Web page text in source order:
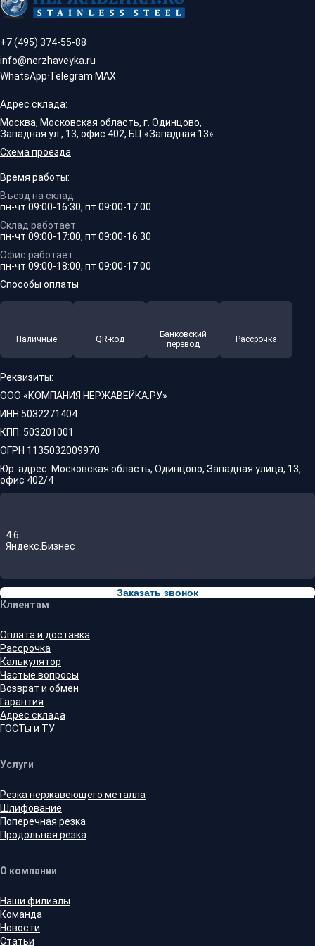
+7 (495) 374-55-88
info@nerzhaveyka.ru
WhatsApp·Telegram·MAX
Адрес склада:
Москва, Московская область, г. Одинцово,
Западная ул., 13, офис 402, БЦ «Западная 13».
Схема проезда
Время работы:
Въезд на склад:
пн-чт 09:00-16:30, пт 09:00-17:00
Склад работает:
пн-чт 09:00-17:00, пт 09:00-16:30
Офис работает:
пн-чт 09:00-18:00, пт 09:00-17:00
Способы оплаты
Наличные QR-код
Банковский
перевод
Рассрочка
Реквизиты:
ООО «КОМПАНИЯ НЕРЖАВЕЙКА.РУ»
ИНН 5032271404
КПП: 503201001
ОГРН 1135032009970
Юр. адрес: Московская область, Одинцово, Западная улица, 13,
офис 402/4
4.6
Яндекс.Бизнес
Заказать звонок
Клиентам
Оплата и доставка
Рассрочка
Калькулятор
Частые вопросы
Возврат и обмен
Гарантия
Адрес склада
ГОСТы и ТУ
Услуги
Резка нержавеющего металла
Шлифование
Поперечная резка
Продольная резка
О компании
Наши филиалы
Команда
Новости
Статьи